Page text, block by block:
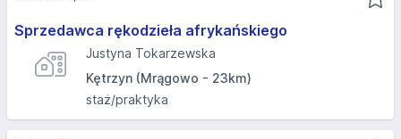
Sprzedawca rękodzieła afrykańskiego
Justyna Tokarzewska
Kętrzyn (Mrągowo - 23km)
staż/praktyka